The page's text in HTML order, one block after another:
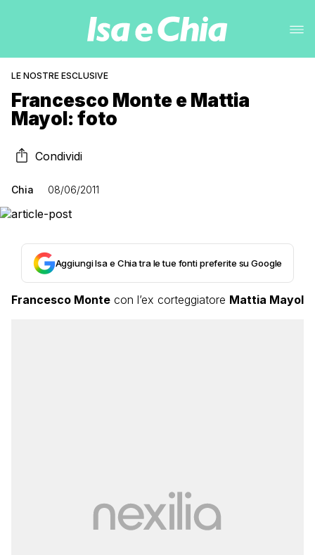
LE NOSTRE ESCLUSIVE
Francesco Monte e Mattia
Mayol: foto
Condividi
Chia 08/06/2011
Aggiungi Isa e Chia tra le tue fonti preferite su Google
Francesco Monte con l’ex corteggiatore Mattia Mayol